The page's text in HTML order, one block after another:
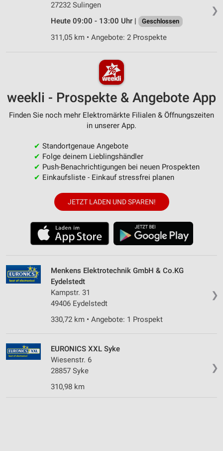
❯
27232 Sulingen
Heute 09:00 - 13:00 Uhr |
Geschlossen
311,05 km • Angebote: 2 Prospekte
weekli - Prospekte & Angebote App
Finden Sie noch mehr Elektromärkte Filialen & Öffnungszeiten
in unserer App.
✔ Standortgenaue Angebote
✔ Folge deinem Lieblingshändler
✔ Push-Benachrichtigungen bei neuen Prospekten
✔ Einkaufsliste - Einkauf stressfrei planen
JETZT LADEN UND SPAREN!
❯
Menkens Elektrotechnik GmbH & Co.KG
Eydelstedt
Kampstr. 31
49406 Eydelstedt
330,72 km • Angebote: 1 Prospekt
❯
EURONICS XXL Syke
Wiesenstr. 6
28857 Syke
310,98 km